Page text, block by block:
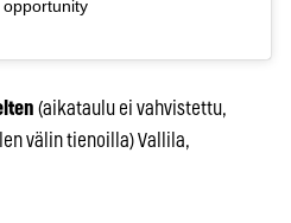
(aikataulu ei vahvistettu,
välin tienoilla) Vallila,